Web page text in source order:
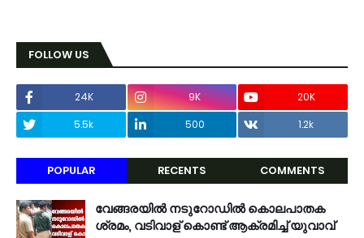
FOLLOW US
24K 9K
20K
5.5k
500 1.2k
POPULAR RECENTS COMMENTS
വേങ്ങരയിൽ നടുറോഡിൽ കൊലപാതക
ശ്രമം, വടിവാള് കൊണ്ട് ആക്രമിച്ച് യുവാവ്